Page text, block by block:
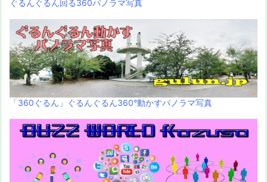
ぐるんぐるん回る360パノラマ写真
「360ぐるん」ぐるんぐるん360°動かすパノラマ写真